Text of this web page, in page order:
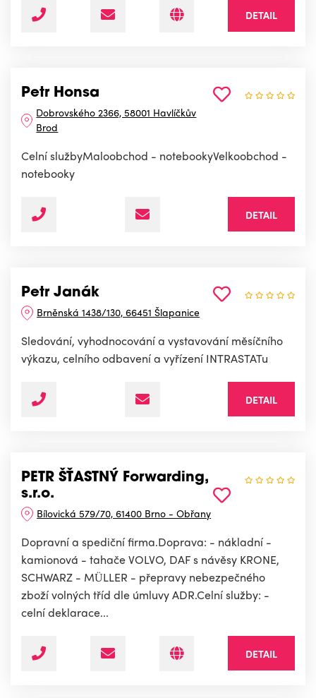
DETAIL
Petr Honsa
Dobrovského 2366, 58001 Havlíčkův
Brod
Celní službyMaloobchod - notebookyVelkoobchod -
notebooky
DETAIL
Petr Janák
Brněnská 1438/130, 66451 Šlapanice
Sledování, vyhodnocování a vystavování měsíčního
výkazu, celního odbavení a vyřízení INTRASTATu
DETAIL
PETR ŠŤASTNÝ Forwarding,
s.r.o.
Bílovická 579/70, 61400 Brno - Obřany
Dopravní a spediční firma.Doprava: - nákladní -
kamionová - tahače VOLVO, DAF s návěsy KRONE,
SCHWARZ - MÜLLER - přepravy nebezpečného
zboží volných tříd dle úmluvy ADR.Celní služby: -
celní deklarace...
DETAIL